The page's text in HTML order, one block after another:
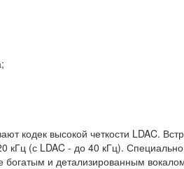
кодек высокой четкости LDAC.
кГц (с LDAC - до 40 кГц).
богатым и детализированным